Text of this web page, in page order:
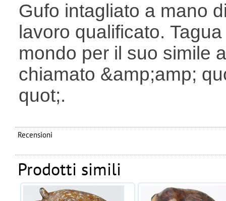
Gufo intagliato a mano
lavoro qualificato.
mondo per il suo simile
chiamato &amp;amp;
quot;.
Recensioni
Prodotti simili